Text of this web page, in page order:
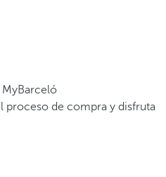
MyBarceló
proceso de compra y disfruta